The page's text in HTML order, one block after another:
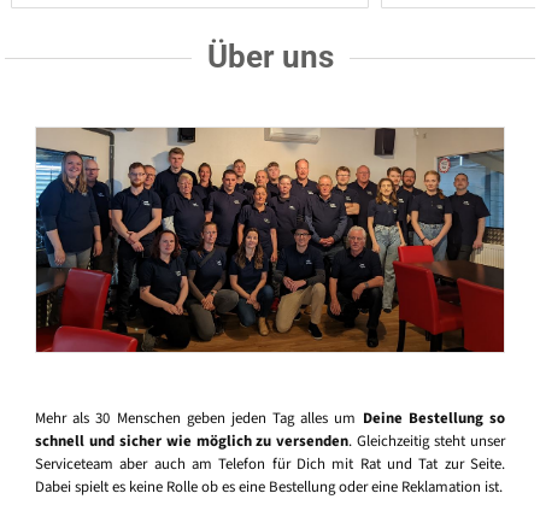
Über uns
Mehr als 30 Menschen geben jeden Tag alles um Deine Bestellung so
schnell und sicher wie möglich zu versenden. Gleichzeitig steht unser
Serviceteam aber auch am Telefon für Dich mit Rat und Tat zur Seite.
Dabei spielt es keine Rolle ob es eine Bestellung oder eine Reklamation ist.